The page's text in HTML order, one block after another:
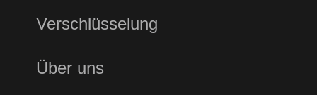
Verschlüsselung
Über uns